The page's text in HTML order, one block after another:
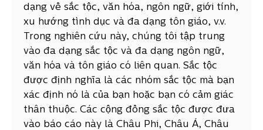
dạng về sắc tộc, văn hóa, ngôn ngữ, giới tính,
xu hướng tình dục và đa dạng tôn giáo, v.v.
Trong nghiên cứu này, chúng tôi tập trung
vào đa dạng sắc tộc và đa dạng ngôn ngữ,
văn hóa và tôn giáo có liên quan. Sắc tộc
được định nghĩa là các nhóm sắc tộc mà bạn
xác định nó là của bạn hoặc bạn có cảm giác
thân thuộc. Các cộng đồng sắc tộc được đưa
vào báo cáo này là Châu Phi, Châu Á, Châu